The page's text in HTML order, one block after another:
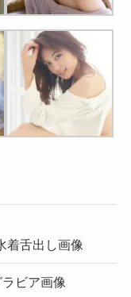
着舌出し画像
ビア画像